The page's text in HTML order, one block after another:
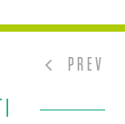
PREV